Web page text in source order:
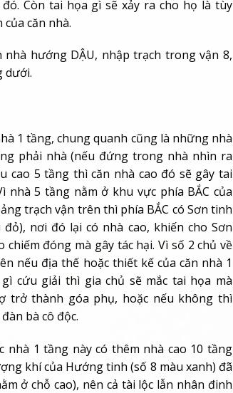
Còn tai họa gì sẽ xảy ra cho họ là tùy
căn nhà.
hướng DẬU, nhập trạch trong vận 8,
dưới.
1 tầng, chung quanh cũng là những nhà
phải nhà (nếu đứng trong nhà nhìn ra
cao 5 tầng thì căn nhà cao đó sẽ gây tai
nhà 5 tầng nằm ở khu vực phía BẮC của
trạch vận trên thì phía BẮC có Sơn tinh
đỏ), nơi đó lại có nhà cao, khiến cho Sơn
chiếm đóng mà gây tác hại. Vì số 2 chủ về
nếu địa thế hoặc thiết kế của căn nhà 1
cứu giải thì gia chủ sẽ mắc tai họa mà
trở thành góa phụ, hoặc nếu không thì
bà cô độc.
1 tầng này có thêm nhà cao 10 tầng
khí của Hướng tinh (số 8 màu xanh) đã
ở chỗ cao), nên cả tài lộc lẫn nhân đinh